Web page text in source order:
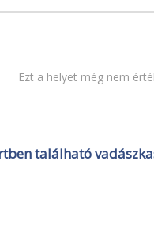
Ezt a helyet még nem
található